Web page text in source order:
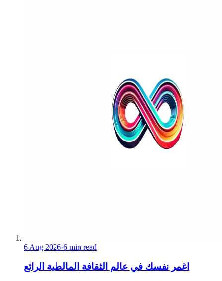
6 Aug 2026·6 min read
اغمر نفسك في عالم الثقافة المالطية الرائع